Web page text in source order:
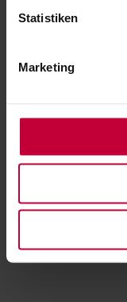
Statistiken
Marketing